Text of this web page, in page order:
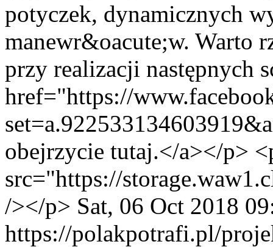
potyczek, dynamicznych
manewr&oacute;w. Warto
przy realizacji następnych
href="https://
obejrzycie tutaj.</a></p>
src="https://
/></p> Sat, 06 Oct 2018
https://polakpotrafi.pl/